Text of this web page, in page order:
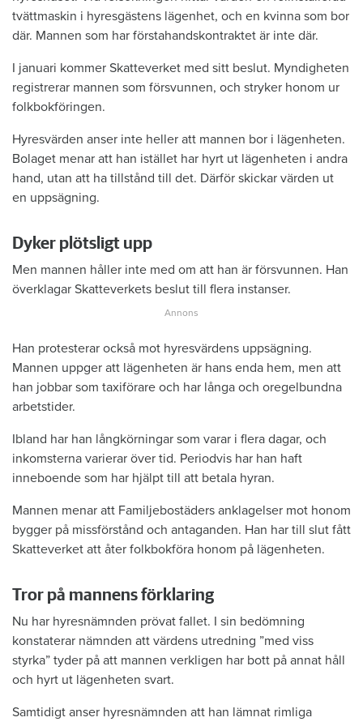
tvättmaskin i hyresgästens lägenhet, och en kvinna som bor
där. Mannen som har förstahandskontraktet är inte där.
I januari kommer Skatteverket med sitt beslut. Myndigheten
registrerar mannen som försvunnen, och stryker honom ur
folkbokföringen.
Hyresvärden anser inte heller att mannen bor i lägenheten.
Bolaget menar att han istället har hyrt ut lägenheten i andra
hand, utan att ha tillstånd till det. Därför skickar värden ut
en uppsägning.
Dyker plötsligt upp
Men mannen håller inte med om att han är försvunnen. Han
överklagar Skatteverkets beslut till flera instanser.
Han protesterar också mot hyresvärdens uppsägning.
Mannen uppger att lägenheten är hans enda hem, men att
han jobbar som taxiförare och har långa och oregelbundna
arbetstider.
Ibland har han långkörningar som varar i flera dagar, och
inkomsterna varierar över tid. Periodvis har han haft
inneboende som har hjälpt till att betala hyran.
Mannen menar att Familjebostäders anklagelser mot honom
bygger på missförstånd och antaganden. Han har till slut fått
Skatteverket att åter folkbokföra honom på lägenheten.
Tror på mannens förklaring
Nu har hyresnämnden prövat fallet. I sin bedömning
konstaterar nämnden att värdens utredning ”med viss
styrka” tyder på att mannen verkligen har bott på annat håll
och hyrt ut lägenheten svart.
Samtidigt anser hyresnämnden att han lämnat rimliga